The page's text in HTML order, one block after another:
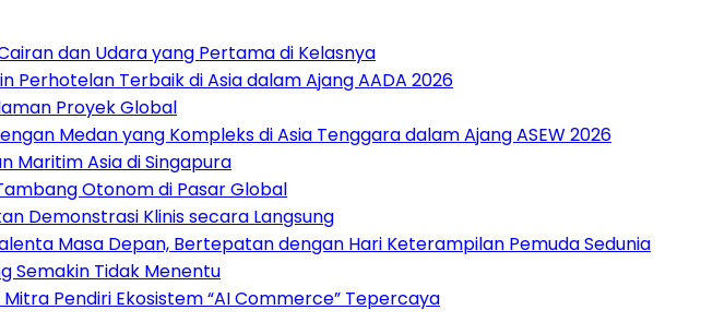
dan Udara yang Pertama di Kelasnya
Perhotelan Terbaik di Asia dalam Ajang AADA 2026
Proyek Global
Medan yang Kompleks di Asia Tenggara dalam Ajang ASEW 2026
Maritim Asia di Singapura
Otonom di Pasar Global
Demonstrasi Klinis secara Langsung
Masa Depan, Bertepatan dengan Hari Keterampilan Pemuda Sedunia
Semakin Tidak Menentu
Pendiri Ekosistem “AI Commerce” Tepercaya